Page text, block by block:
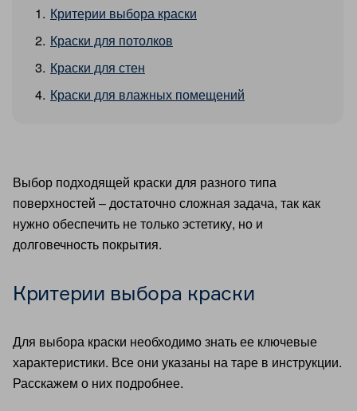
Критерии выбора краски
Краски для потолков
Краски для стен
Краски для влажных помещений
Выбор подходящей краски для разного типа
поверхностей – достаточно сложная задача, так как
нужно обеспечить не только эстетику, но и
долговечность покрытия.
Критерии выбора краски
Для выбора краски необходимо знать ее ключевые
характеристики. Все они указаны на таре в инструкции.
Расскажем о них подробнее.